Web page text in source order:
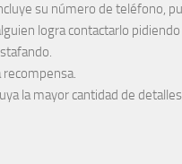
su número de teléfono,
logra contactarlo
la mayor cantidad de